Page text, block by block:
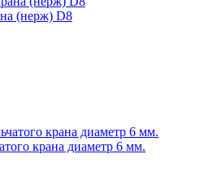
(нерж) D8
крана диаметр 6 мм.